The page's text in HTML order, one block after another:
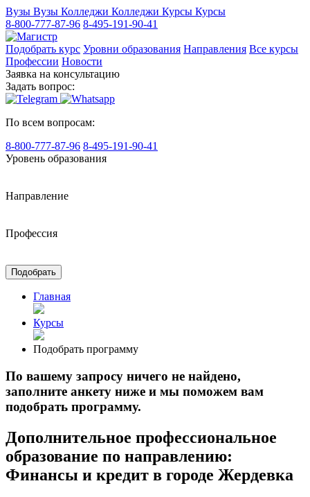
Вузы Вузы Колледжи Колледжи Курсы Курсы
8-800-777-87-96 8-495-191-90-41
Подобрать курс Уровни образования Направления Все курсы
Профессии Новости
Заявка на консультацию
Задать вопрос:
По всем вопросам:
8-800-777-87-96 8-495-191-90-41
Уровень образования
Направление
Профессия
Подобрать
Главная
Курсы
Подобрать программу
По вашему запросу ничего не найдено,
заполните анкету ниже и мы поможем вам
подобрать программу.
Дополнительное профессиональное
образование по направлению:
Финансы и кредит в городе Жердевка